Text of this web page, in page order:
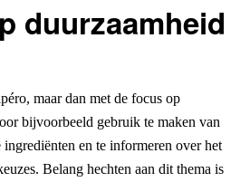
duurzaamheid
maar dan met de focus op
bijvoorbeeld gebruik te maken van
en te informeren over het
Belang hechten aan dit thema is